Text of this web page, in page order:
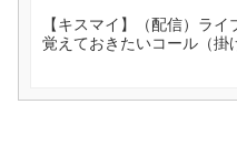
【キスマイ】（配信）ライ
覚えておきたいコール（掛